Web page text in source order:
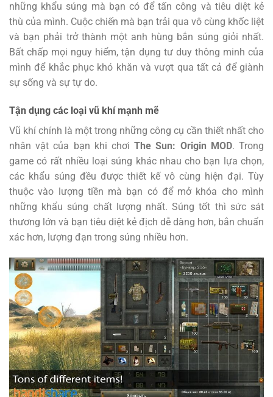
những khẩu súng mà bạn có để tấn công và tiêu diệt kẻ
thù của mình. Cuộc chiến mà bạn trải qua vô cùng khốc liệt
và bạn phải trở thành một anh hùng bắn súng giỏi nhất.
Bất chấp mọi nguy hiểm, tận dụng tư duy thông minh của
mình để khắc phục khó khăn và vượt qua tất cả để giành
sự sống và sự tự do.
Tận dụng các loại vũ khí mạnh mẽ
Vũ khí chính là một trong những công cụ cần thiết nhất cho
nhân vật của bạn khi chơiThe Sun: Origin MOD. Trong
game có rất nhiều loại súng khác nhau cho bạn lựa chọn,
các khẩu súng đều được thiết kế vô cùng hiện đại. Tùy
thuộc vào lượng tiền mà bạn có để mở khóa cho mình
những khẩu súng chất lượng nhất. Súng tốt thì sức sát
thương lớn và bạn tiêu diệt kẻ địch dễ dàng hơn, bắn chuẩn
xác hơn, lượng đạn trong súng nhiều hơn.